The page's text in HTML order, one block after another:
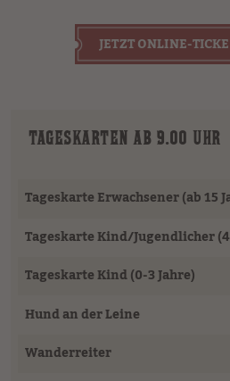
JETZT ONLINE-
TAGESKARTEN AB 9.00 UHR
Tageskarte Erwachsener (ab 15
Tageskarte Kind/Jugendlicher
Tageskarte Kind (0-3 Jahre)
Hund an der Leine
Wanderreiter